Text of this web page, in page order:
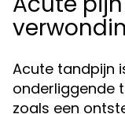
Acute tandpijn
onderliggende
zoals een